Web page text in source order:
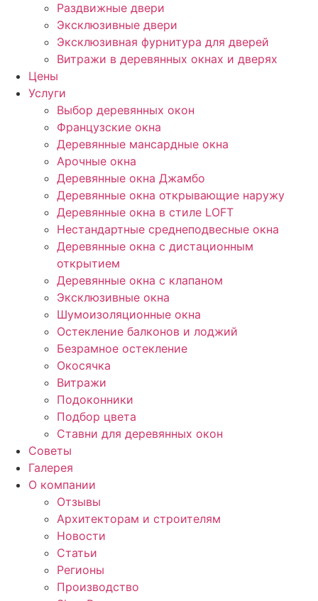
Раздвижные двери
Эксклюзивные двери
Эксклюзивная фурнитура для дверей
Витражи в деревянных окнах и дверях
Цены
Услуги
Выбор деревянных окон
Французские окна
Деревянные мансардные окна
Арочные окна
Деревянные окна Джамбо
Деревянные окна открывающие наружу
Деревянные окна в стиле LOFT
Нестандартные среднеподвесные окна
Деревянные окна с дистационным
открытием
Деревянные окна с клапаном
Эксклюзивные окна
Шумоизоляционные окна
Остекление балконов и лоджий
Безрамное остекление
Окосячка
Витражи
Подоконники
Подбор цвета
Ставни для деревянных окон
Советы
Галерея
О компании
Отзывы
Архитекторам и строителям
Новости
Статьи
Регионы
Производство